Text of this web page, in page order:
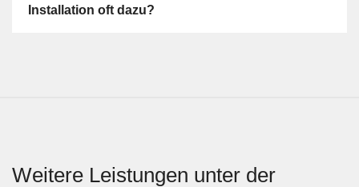
Installation oft dazu?
Weitere Leistungen unter der